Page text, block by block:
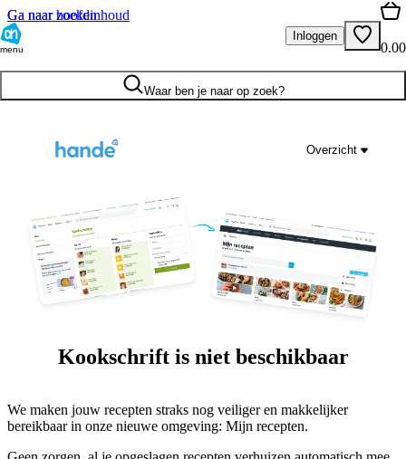
Ga naar hoofdinhoud
Ga naar zoeken
menu
Inloggen
0.00
Waar ben je naar op zoek?
Overzicht
Kookschrift is niet beschikbaar
We maken jouw recepten straks nog veiliger en makkelijker
bereikbaar in onze nieuwe omgeving: Mijn recepten.